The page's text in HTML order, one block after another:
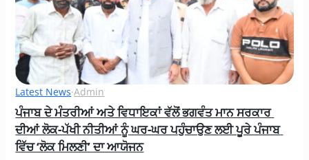
Latest News·Admin
ਪੰਜਾਬ ਦੇ ਮੰਤਰੀਆਂ ਅਤੇ ਵਿਧਾਇਕਾਂ ਵੱਲੋਂ ਭਗਵੰਤ ਮਾਨ ਸਰਕਾਰ
ਦੀਆਂ ਲੋਕ-ਪੱਖੀ ਨੀਤੀਆਂ ਨੂੰ ਘਰ-ਘਰ ਪਹੁੰਚਾਉਣ ਲਈ ਪੂਰੇ ਪੰਜਾਬ
ਵਿੱਚ ‘ਲੋਕ ਮਿਲਣੀ’ ਦਾ ਆਯੋਜਨ